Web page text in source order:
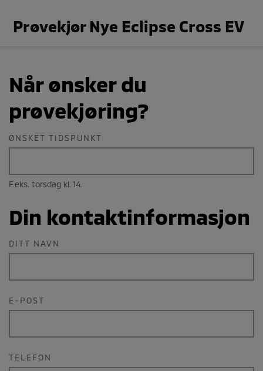
Prøvekjør Nye Eclipse Cross EV
Når ønsker du
prøvekjøring?
ØNSKET TIDSPUNKT
F.eks. torsdag kl. 14.
Din kontaktinformasjon
DITT NAVN
E-POST
TELEFON